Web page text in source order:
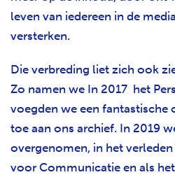
leven van iedereen in de
versterken.
Die verbreding liet zich ook
Zo namen we In 2017 het
voegden we een fantastische
toe aan ons archief. In 2019
overgenomen, in het
voor Communicatie en als